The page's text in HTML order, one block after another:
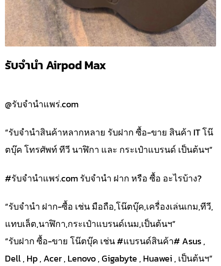
รับจำนำ Airpod Max
@รับจำนำแพร่.com
“รับจำนำสินค้าหลากหลาย รับฝาก ซื้อ-ขาย สินค้า IT โน๊
ตบุ๊ค โทรศัพท์ ทีวี นาฬิกา และ กระเป๋าแบรนด์ เป็นต้นฯ”
#รับจํานําแพร่.com รับจำนำ ฝาก หรือ ซื้อ อะไรบ้าง?
“รับจำนำ ฝาก-ซื้อ เช่น มือถือ,โน๊ตบุ๊ค,เครื่องเล่นเกม,ทีวี,
แทบเล็ต,นาฬิกา,กระเป๋าแบรนด์เนม,เป็นต้นฯ”
“รับฝาก ซื้อ-ขาย โน๊ตบุ๊ค เช่น #แบรนด์สินค้า# Asus ,
Dell , Hp , Acer , Lenovo , Gigabyte , Huawei , เป็นต้นฯ”